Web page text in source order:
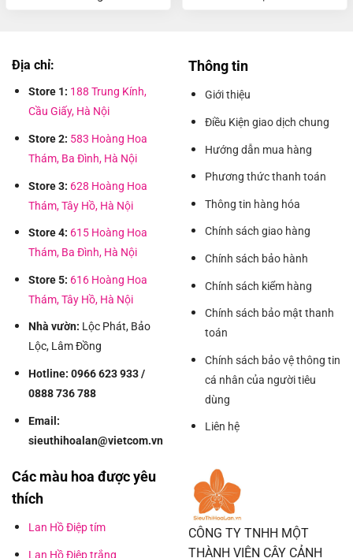
Địa chỉ:
Store 1: 188 Trung Kính,
Cầu Giấy, Hà Nội
Store 2: 583 Hoàng Hoa
Thám, Ba Đình, Hà Nội
Store 3: 628 Hoàng Hoa
Thám, Tây Hồ, Hà Nội
Store 4: 615 Hoàng Hoa
Thám, Ba Đình, Hà Nội
Store 5: 616 Hoàng Hoa
Thám, Tây Hồ, Hà Nội
Nhà vườn: Lộc Phát, Bảo
Lộc, Lâm Đồng
Hotline: 0966 623 933 /
0888 736 788
Email:
sieuthihoalan@vietcom.vn
Thông tin
Giới thiệu
Điều Kiện giao dịch chung
Hướng dẫn mua hàng
Phương thức thanh toán
Thông tin hàng hóa
Chính sách giao hàng
Chính sách bảo hành
Chính sách kiểm hàng
Chính sách bảo mật thanh
toán
Chính sách bảo vệ thông tin
cá nhân của người tiêu
dùng
Liên hệ
Các màu hoa được yêu
thích
Lan Hồ Điệp tím
Lan Hồ Điệp trắng
CÔNG TY TNHH MỘT
THÀNH VIÊN CÂY CẢNH